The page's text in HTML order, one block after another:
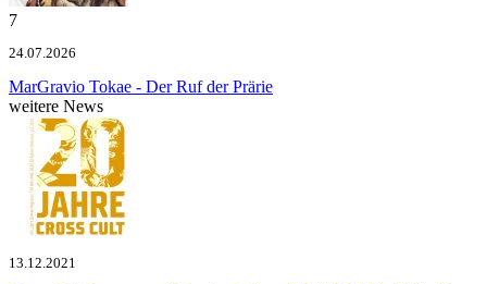
7
24.07.2026
MarGravio Tokae - Der Ruf der Prärie
weitere News
13.12.2021